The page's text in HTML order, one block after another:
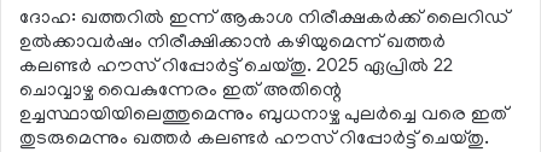
ദോഹ: ഖത്തറില്‍ ഇന്ന് ആകാശ നിരീക്ഷകര്‍ക്ക് ലൈറിഡ്
ഉല്‍ക്കാവര്‍ഷം നിരീക്ഷിക്കാന്‍ കഴിയുമെന്ന് ഖത്തര്‍
കലണ്ടര്‍ ഹൗസ് റിപ്പോര്‍ട്ട് ചെയ്തു. 2025 ഏപ്രില്‍ 22
ചൊവ്വാഴ്ച വൈകുന്നേരം ഇത് അതിന്റെ
ഉച്ചസ്ഥായിയിലെത്തുമെന്നും ബുധനാഴ്ച പുലര്‍ച്ചെ വരെ ഇത്
തുടരുമെന്നും ഖത്തര്‍ കലണ്ടര്‍ ഹൗസ് റിപ്പോര്‍ട്ട് ചെയ്തു.